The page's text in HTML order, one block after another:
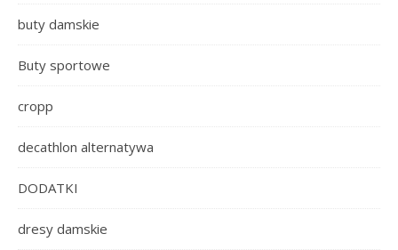
buty damskie
Buty sportowe
cropp
decathlon alternatywa
DODATKI
dresy damskie